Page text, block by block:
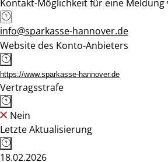
Kontakt-Möglichkeit für eine
info@sparkasse-hannover.de
Website des Konto-Anbieters
https://www.sparkasse-hannover.de
Vertragsstrafe
Nein
Letzte Aktualisierung
18.02.2026